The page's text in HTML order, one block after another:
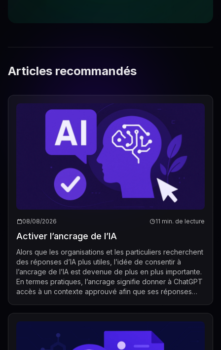
Articles recommandés
08/08/2026 11 min. de lecture
Activer l’ancrage de l’IA
Alors que les organisations et les particuliers recherchent
des réponses d’IA plus utiles, l’idée de consentir à
l’ancrage de l’IA est devenue de plus en plus importante.
En termes pratiques, l’ancrage signifie donner à ChatGPT
accès à un contexte approuvé afin que ses réponses